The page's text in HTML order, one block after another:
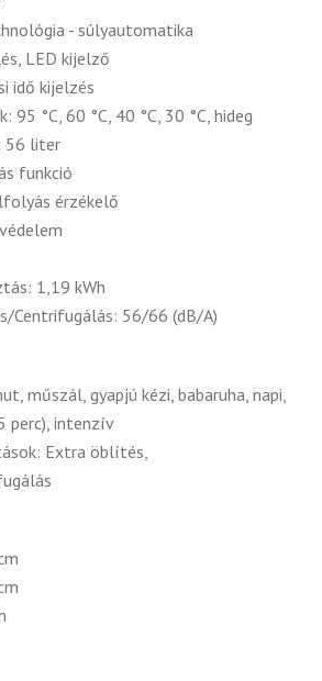
- súlyautomatika
LED kijelző
idő kijelzés
95 °C, 60 °C, 40 °C, 30 °C, hideg
56 liter
funkció
érzékelő
1,19 kWh
Centrifugálás: 56/66 (dB/A)
műszál, gyapjú kézi, babaruha, napi,
perc), intenzív
Extra öblítés,